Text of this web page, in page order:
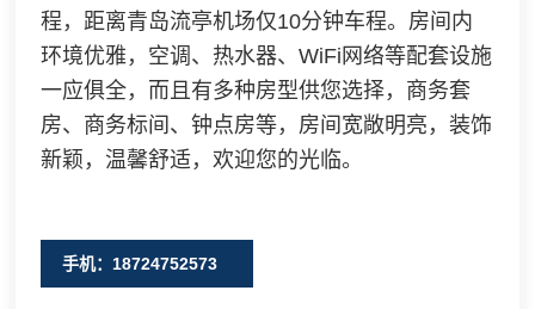
程，距离青岛流亭机场仅10分钟车程。房间内
环境优雅，空调、热水器、WiFi网络等配套设施
一应俱全，而且有多种房型供您选择，商务套
房、商务标间、钟点房等，房间宽敞明亮，装饰
新颖，温馨舒适，欢迎您的光临。
手机：18724752573